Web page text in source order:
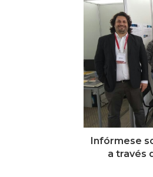
Infórmese
a través